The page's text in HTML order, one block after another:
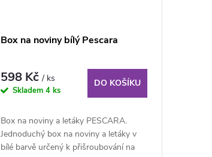
Box na noviny bílý Pescara
598 Kč/ ks
Skladem 4 ks
DO KOŠÍKU
Box na noviny a letáky PESCARA.
Jednoduchý box na noviny a letáky v
bílé barvě určený k přišroubování na